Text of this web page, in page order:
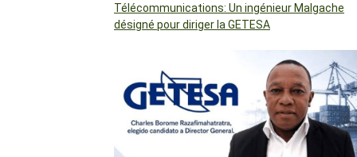
Télécommunications: Un ingénieur Malgache
désigné pour diriger la GETESA